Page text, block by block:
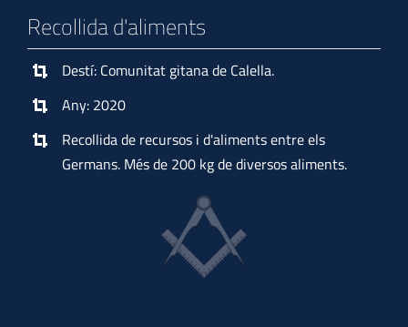
Recollida d'aliments
Destí: Comunitat gitana de Calella.
Any: 2020
Recollida de recursos i d'aliments entre els
Germans. Més de 200 kg de diversos aliments.